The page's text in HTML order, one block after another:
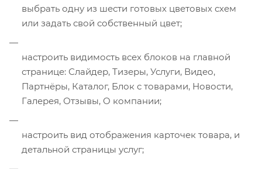
выбрать одну из шести готовых цветовых схем
или задать свой собственный цвет;
настроить видимость всех блоков на главной
странице: Слайдер, Тизеры, Услуги, Видео,
Партнёры, Каталог, Блок с товарами, Новости,
Галерея, Отзывы, О компании;
настроить вид отображения карточек товара, и
детальной страницы услуг;